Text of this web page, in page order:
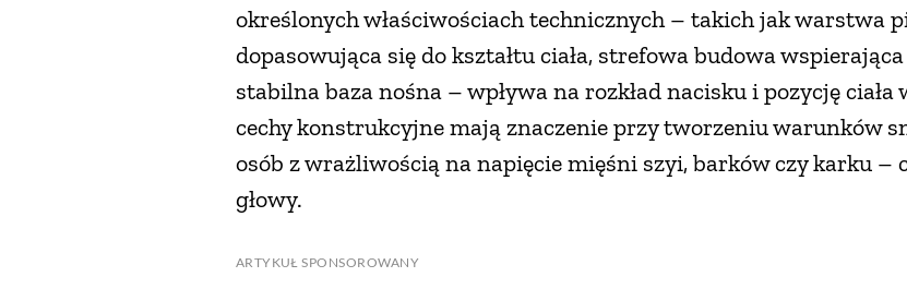
określonych właściwościach technicznych – takich jak warstwa
dopasowująca się do kształtu ciała, strefowa budowa
stabilna baza nośna – wpływa na rozkład nacisku i pozycję ciała
cechy konstrukcyjne mają znaczenie przy tworzeniu warunków
osób z wrażliwością na napięcie mięśni szyi, barków czy karku –
głowy.
ARTYKUŁ SPONSOROWANY